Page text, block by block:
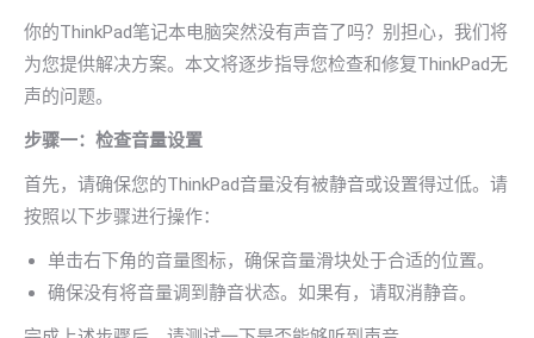
你的ThinkPad笔记本电脑突然没有声音了吗？别担心，我们将
为您提供解决方案。本文将逐步指导您检查和修复ThinkPad无
声的问题。
步骤一：检查音量设置
首先，请确保您的ThinkPad音量没有被静音或设置得过低。请
按照以下步骤进行操作：
单击右下角的音量图标，确保音量滑块处于合适的位置。
确保没有将音量调到静音状态。如果有，请取消静音。